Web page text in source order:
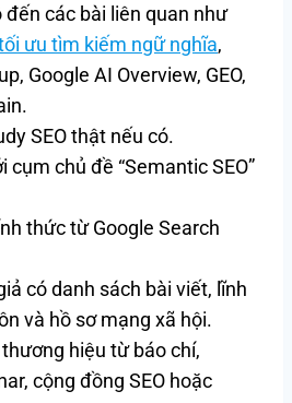
đến các bài liên quan như
ưu tìm kiếm ngữ nghĩa,
Google AI Overview, GEO,
SEO thật nếu có.
cụm chủ đề “Semantic SEO”
thức từ Google Search
có danh sách bài viết, lĩnh
và hồ sơ mạng xã hội.
hiệu từ báo chí,
cộng đồng SEO hoặc